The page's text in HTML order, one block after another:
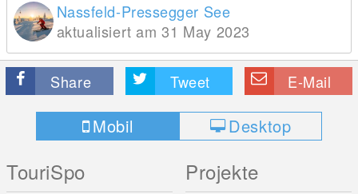
Nassfeld-Pressegger See
aktualisiert am 31 May 2023
Share Tweet E-Mail
Mobil Desktop
TouriSpo Projekte